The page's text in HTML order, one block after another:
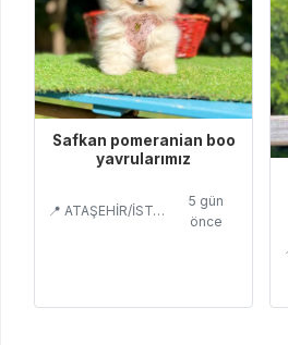
Safkan pomeranian boo
yavrularımız
📍 ATAŞEHİR/İSTANBUL
5 gün
önce